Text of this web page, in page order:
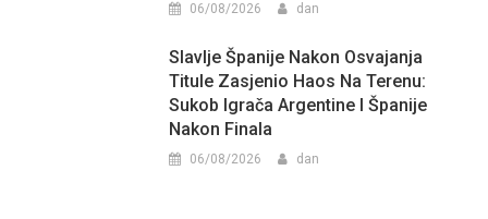
06/08/2026 dan
Slavlje Španije Nakon Osvajanja
Titule Zasjenio Haos Na Terenu:
Sukob Igrača Argentine I Španije
Nakon Finala
06/08/2026 dan